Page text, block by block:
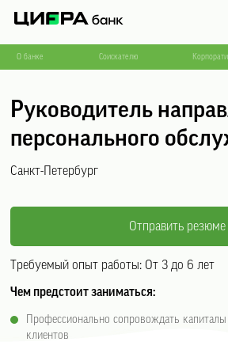
О банке Соискателю
Руководитель
персонального
Санкт-Петербург
Отправить резюме
Требуемый опыт работы: От 3 до 6 лет
Чем предстоит заниматься:
Профессионально сопровождать
клиентов